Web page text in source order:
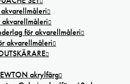
akvarellmåleri
för akvarellmåleri
akvarellmåleri
akrylfärg